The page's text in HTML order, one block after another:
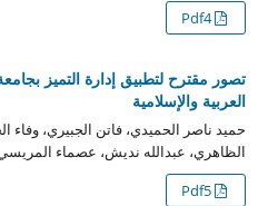
Pdf4
تصور مقترح لتطبيق إدارة التميز
العربية والإسلامية
حميد ناصر الحميدي، فاتن الجبيري،
الظاهري، عبدالله نديش، عصماء
Pdf5